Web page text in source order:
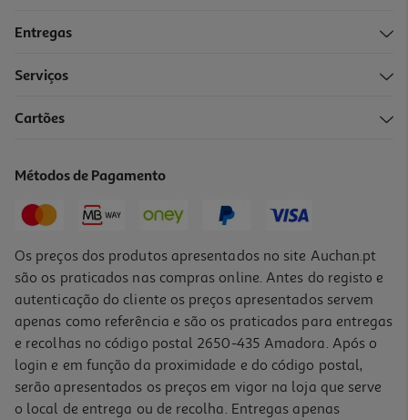
Entregas
Serviços
Cartões
Métodos de Pagamento
Os preços dos produtos apresentados no site Auchan.pt
são os praticados nas compras online. Antes do registo e
autenticação do cliente os preços apresentados servem
apenas como referência e são os praticados para entregas
e recolhas no código postal 2650-435 Amadora. Após o
login e em função da proximidade e do código postal,
serão apresentados os preços em vigor na loja que serve
o local de entrega ou de recolha. Entregas apenas